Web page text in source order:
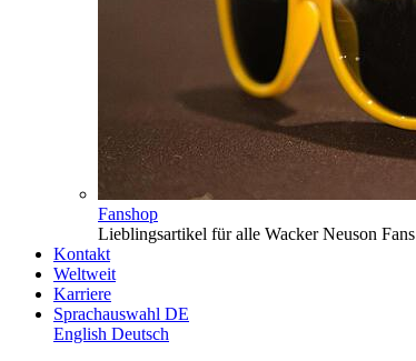
Fanshop
Lieblingsartikel für alle Wacker Neuson Fans
Kontakt
Weltweit
Karriere
Sprachauswahl DE
English Deutsch